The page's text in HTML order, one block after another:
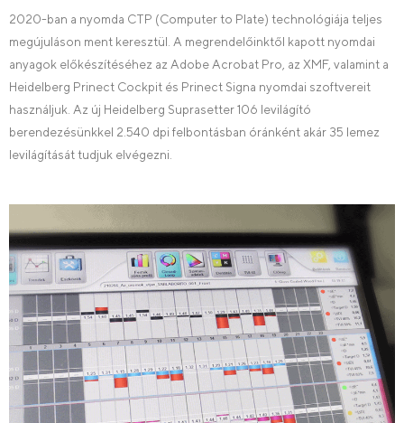
2020-ban a nyomda CTP (Computer to Plate) technológiája teljes
megújuláson ment keresztül. A megrendelőinktől kapott nyomdai
anyagok előkészítéséhez az Adobe Acrobat Pro, az XMF, valamint a
Heidelberg Prinect Cockpit és Prinect Signa nyomdai szoftvereit
használjuk. Az új Heidelberg Suprasetter 106 levilágító
berendezésünkkel 2.540 dpi felbontásban óránként akár 35 lemez
levilágítását tudjuk elvégezni.